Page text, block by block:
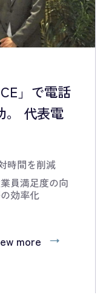
」で電話
。 代表電
時間を削減
員満足度の向
効率化
more